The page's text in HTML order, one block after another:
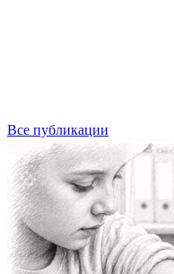
Все публикации